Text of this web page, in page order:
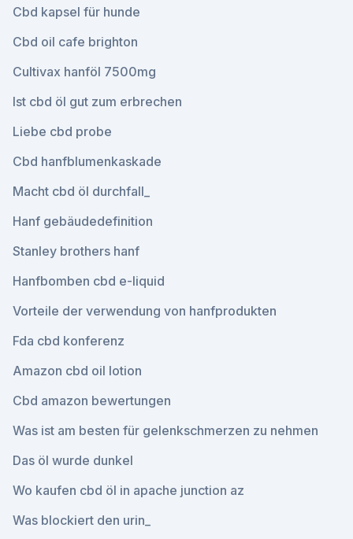
Cbd kapsel für hunde
Cbd oil cafe brighton
Cultivax hanföl 7500mg
Ist cbd öl gut zum erbrechen
Liebe cbd probe
Cbd hanfblumenkaskade
Macht cbd öl durchfall_
Hanf gebäudedefinition
Stanley brothers hanf
Hanfbomben cbd e-liquid
Vorteile der verwendung von hanfprodukten
Fda cbd konferenz
Amazon cbd oil lotion
Cbd amazon bewertungen
Was ist am besten für gelenkschmerzen zu nehmen
Das öl wurde dunkel
Wo kaufen cbd öl in apache junction az
Was blockiert den urin_